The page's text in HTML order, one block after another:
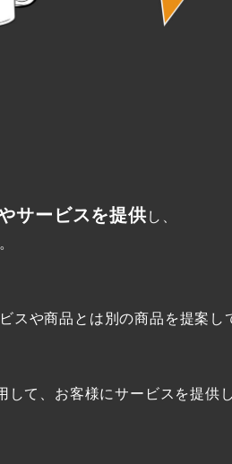
サービスを提供し、
スや商品とは別の商品を提案し
して、お客様にサービスを提供